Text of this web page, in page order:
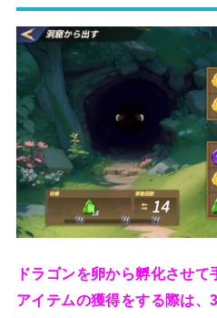
ドラゴンを卵から孵化させ
アイテムの獲得をする際は